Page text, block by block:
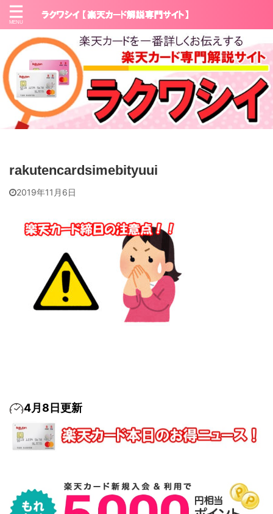
rakutencardsimebityuui
2019年11月6日
4月8日更新